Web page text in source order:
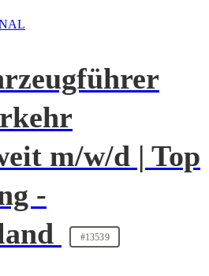
m/w/d | Top
-
#13539